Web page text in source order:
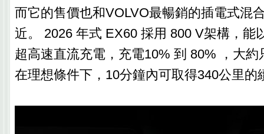
而它的售價也和VOLVO最暢銷的插電式混
近。 2026 年式 EX60 採用 800 V架構，能
超高速直流充電，充電10% 到 80% ，大約
在理想條件下，10分鐘內可取得340公里的